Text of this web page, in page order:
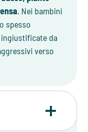
. Nei bambini
spesso
ingiustificate da
verso